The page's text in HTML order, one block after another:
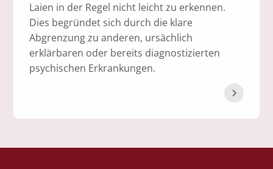
Laien in der Regel nicht leicht zu erkennen.
Dies begründet sich durch die klare
Abgrenzung zu anderen, ursächlich
erklärbaren oder bereits diagnostizierten
psychischen Erkrankungen.